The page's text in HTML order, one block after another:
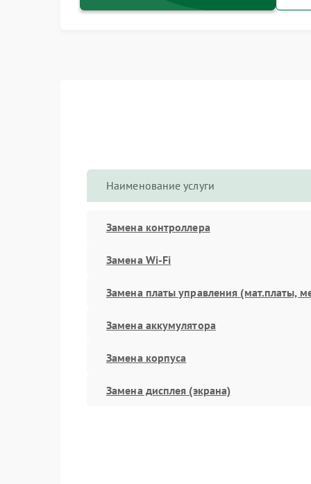
Наименование услуги
Замена контроллера
Замена Wi-Fi
Замена платы управления (мат.платы,
Замена аккумулятора
Замена корпуса
Замена дисплея (экрана)